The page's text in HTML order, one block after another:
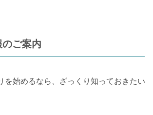
ご案内
を始めるなら、ざっくり知っておきたい